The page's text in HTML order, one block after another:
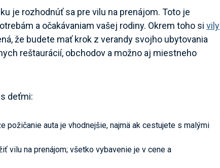
je rozhodnúť sa pre vilu na prenájom. Toto je
a očakávaniam vašej rodiny. Okrem toho si vily
že budete mať krok z verandy svojho ubytovania
reštaurácií, obchodov a možno aj miestneho
deťmi:
požičanie auta je vhodnejšie, najmä ak cestujete s malými
vilu na prenájom; všetko vybavenie je v cene a